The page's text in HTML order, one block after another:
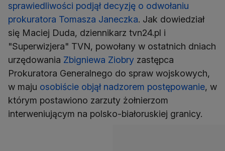
sprawiedliwości podjął decyzję o odwołaniu
prokuratora Tomasza Janeczka. Jak dowiedział
się Maciej Duda, dziennikarz tvn24.pl i
"Superwizjera" TVN, powołany w ostatnich dniach
urzędowania Zbigniewa Ziobry zastępca
Prokuratora Generalnego do spraw wojskowych,
w maju osobiście objął nadzorem postępowanie, w
którym postawiono zarzuty żołnierzom
interweniującym na polsko-białoruskiej granicy.